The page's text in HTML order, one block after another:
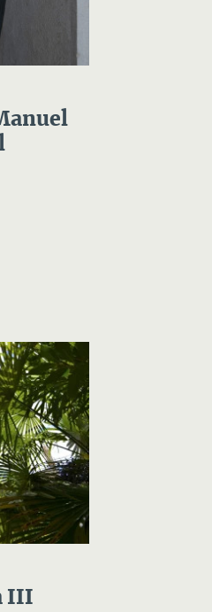
III